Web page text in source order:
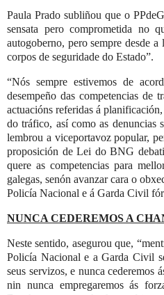
Paula Prado subliñou que o
sensata pero comprometida no
autogoberno, pero sempre desde a
corpos de seguridade do Estado”.
“Nós sempre estivemos de
desempeño das competencias de
actuacións referidas á
do tráfico, así como as denuncias
lembrou a viceportavoz popular,
proposición de Lei do BNG
quere as competencias para
galegas, senón avanzar cara o
Policía Nacional e á Garda Civil
NUNCA CEDEREMOS A
Neste sentido, asegurou que,
Policía Nacional e a Garda Civil
seus servizos, e nunca cederemos
nin nunca empregaremos ás